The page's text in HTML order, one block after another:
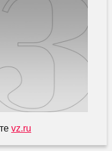
vz.ru